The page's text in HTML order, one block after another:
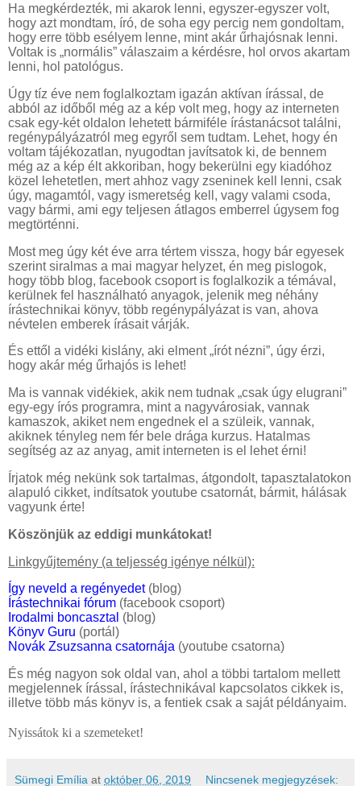
Ha megkérdezték, mi akarok lenni, egyszer-egyszer volt,
hogy azt mondtam, író, de soha egy percig nem gondoltam,
hogy erre több esélyem lenne, mint akár űrhajósnak lenni.
Voltak is „normális” válaszaim a kérdésre, hol orvos akartam
lenni, hol patológus.
Úgy tíz éve nem foglalkoztam igazán aktívan írással, de
abból az időből még az a kép volt meg, hogy az interneten
csak egy-két oldalon lehetett bármiféle írástanácsot találni,
regénypályázatról meg egyről sem tudtam. Lehet, hogy én
voltam tájékozatlan, nyugodtan javítsatok ki, de bennem
még az a kép élt akkoriban, hogy bekerülni egy kiadóhoz
közel lehetetlen, mert ahhoz vagy zseninek kell lenni, csak
úgy, magamtól, vagy ismeretség kell, vagy valami csoda,
vagy bármi, ami egy teljesen átlagos emberrel úgysem fog
megtörténni.
Most meg úgy két éve arra tértem vissza, hogy bár egyesek
szerint siralmas a mai magyar helyzet, én meg pislogok,
hogy több blog, facebook csoport is foglalkozik a témával,
kerülnek fel használható anyagok, jelenik meg néhány
írástechnikai könyv, több regénypályázat is van, ahova
névtelen emberek írásait várják.
És ettől a vidéki kislány, aki elment „írót nézni”, úgy érzi,
hogy akár még űrhajós is lehet!
Ma is vannak vidékiek, akik nem tudnak „csak úgy elugrani”
egy-egy írós programra, mint a nagyvárosiak, vannak
kamaszok, akiket nem engednek el a szüleik, vannak,
akiknek tényleg nem fér bele drága kurzus. Hatalmas
segítség az az anyag, amit interneten is el lehet érni!
Írjatok még nekünk sok tartalmas, átgondolt, tapasztalatokon
alapuló cikket, indítsatok youtube csatornát, bármit, hálásak
vagyunk érte!
Köszönjük az eddigi munkátokat!
Linkgyűjtemény (a teljesség igénye nélkül):
Így neveld a regényedet(blog)
Írástechnikai fórum (facebook csoport)
Irodalmi boncasztal (blog)
Könyv Guru (portál)
Novák Zsuzsanna csatornája (youtube csatorna)
És még nagyon sok oldal van, ahol a többi tartalom mellett
megjelennek írással, írástechnikával kapcsolatos cikkek is,
illetve több más könyv is, a fentiek csak a saját példányaim.
Nyissátok ki a szemeteket!
Sümegi Emília at október 06, 2019 Nincsenek megjegyzések: